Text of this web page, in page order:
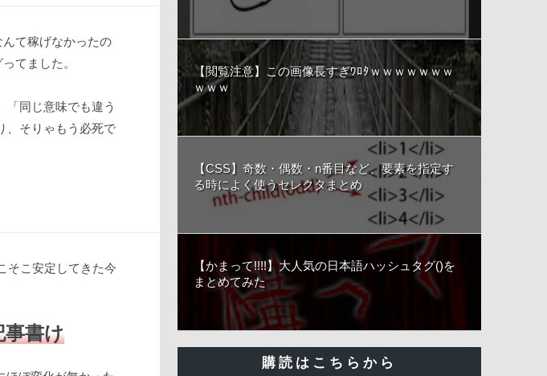
て稼げなかったの
てました。
「同じ意味でも違う
、そりゃもう必死で
そこ安定してきた今
書け
【閲覧注意】この画像長すぎﾜﾛﾀｗｗｗｗｗｗｗ
ｗｗｗ
【CSS】奇数・偶数・n番目など、要素を指定す
る時によく使うセレクタまとめ
【かまって!!!!】大人気の日本語ハッシュタグ()を
まとめてみた
購読はこちらから